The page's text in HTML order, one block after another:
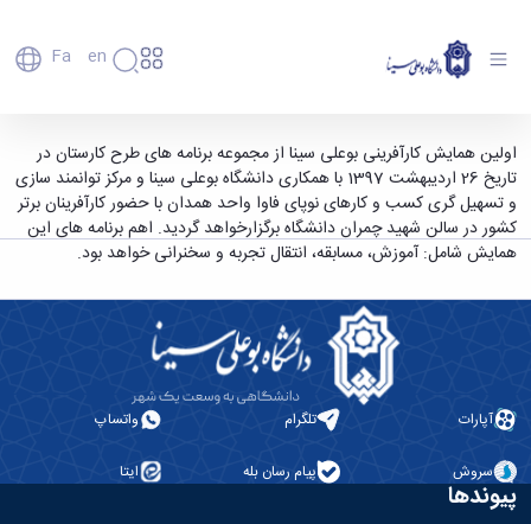
Fa En
دانشگاه
تاریخچه
معرفی
برنامه
راهبردی
دانشگاه
معاونت
مدیریت
و
اعضای
هیأت
علمی
کارکنان
دانشجویان
فارغ
دانشکده‌ها
شیمی
علوم
نفت
الملل
(قدم
الآن)
Apply
Now
اولین همایش کارآفرینی بوعلی سینا - دانشگاه
بوعلی سینا همدان
اولین همایش کارآفرینی بوعلی سینا از مجموعه برنامه های طرح کارستان در
تاریخ 26 اردیبهشت 1397 با همکاری دانشگاه بوعلی سینا و مرکز توانمند سازی
و تسهیل گری کسب و کارهای نوپای فاوا واحد همدان با حضور کارآفرینان برتر
کشور در سالن شهید چمران دانشگاه برگزارخواهد گردید. اهم برنامه های این
همایش شامل: آموزش، مسابقه، انتقال تجربه و سخنرانی خواهد بود.
آپارات تلگرام واتساپ
سروش پیام رسان بله ایتا
پیوندها